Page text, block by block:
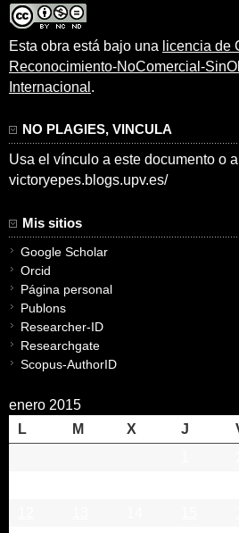
Esta obra está bajo una licencia de
Reconocimiento-NoComercial-
Internacional .
NO PLAGIES, VINCULA
Usa el vínculo a este documento o
victoryepes.blogs.upv.es/
Mis sitios
Google Scholar
Orcid
Página personal
Publons
Researcher-ID
Researchgate
Scopus-AuthorID
enero 2015
L
M X J